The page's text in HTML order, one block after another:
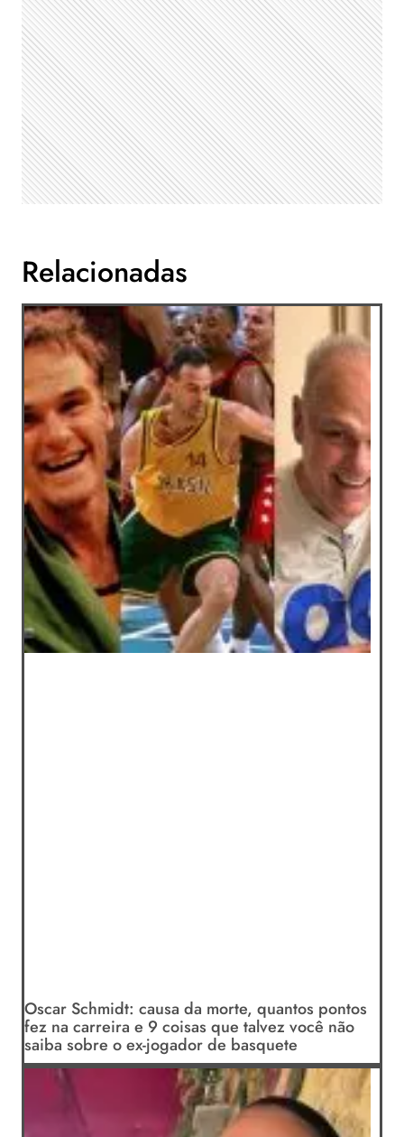
Relacionadas
Oscar Schmidt: causa da morte, quantos pontos
fez na carreira e 9 coisas que talvez você não
saiba sobre o ex-jogador de basquete